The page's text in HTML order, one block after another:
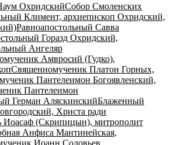
ОхридскийСобор Смоленских
Климент, архиепископ Охридский,
Равноапостольный Савва
Горазд Охридский,
Ангеляр
Амвросий (Гудко),
Священномученик Платон Горных,
Пантелеимон Богоявленский,
Пантелеимон
Герман АляскинскийБлаженный
Христа ради
Иоасаф (Скрипицын), митрополит
Анфиса Мантинейская,
Иоанн Соловьев,